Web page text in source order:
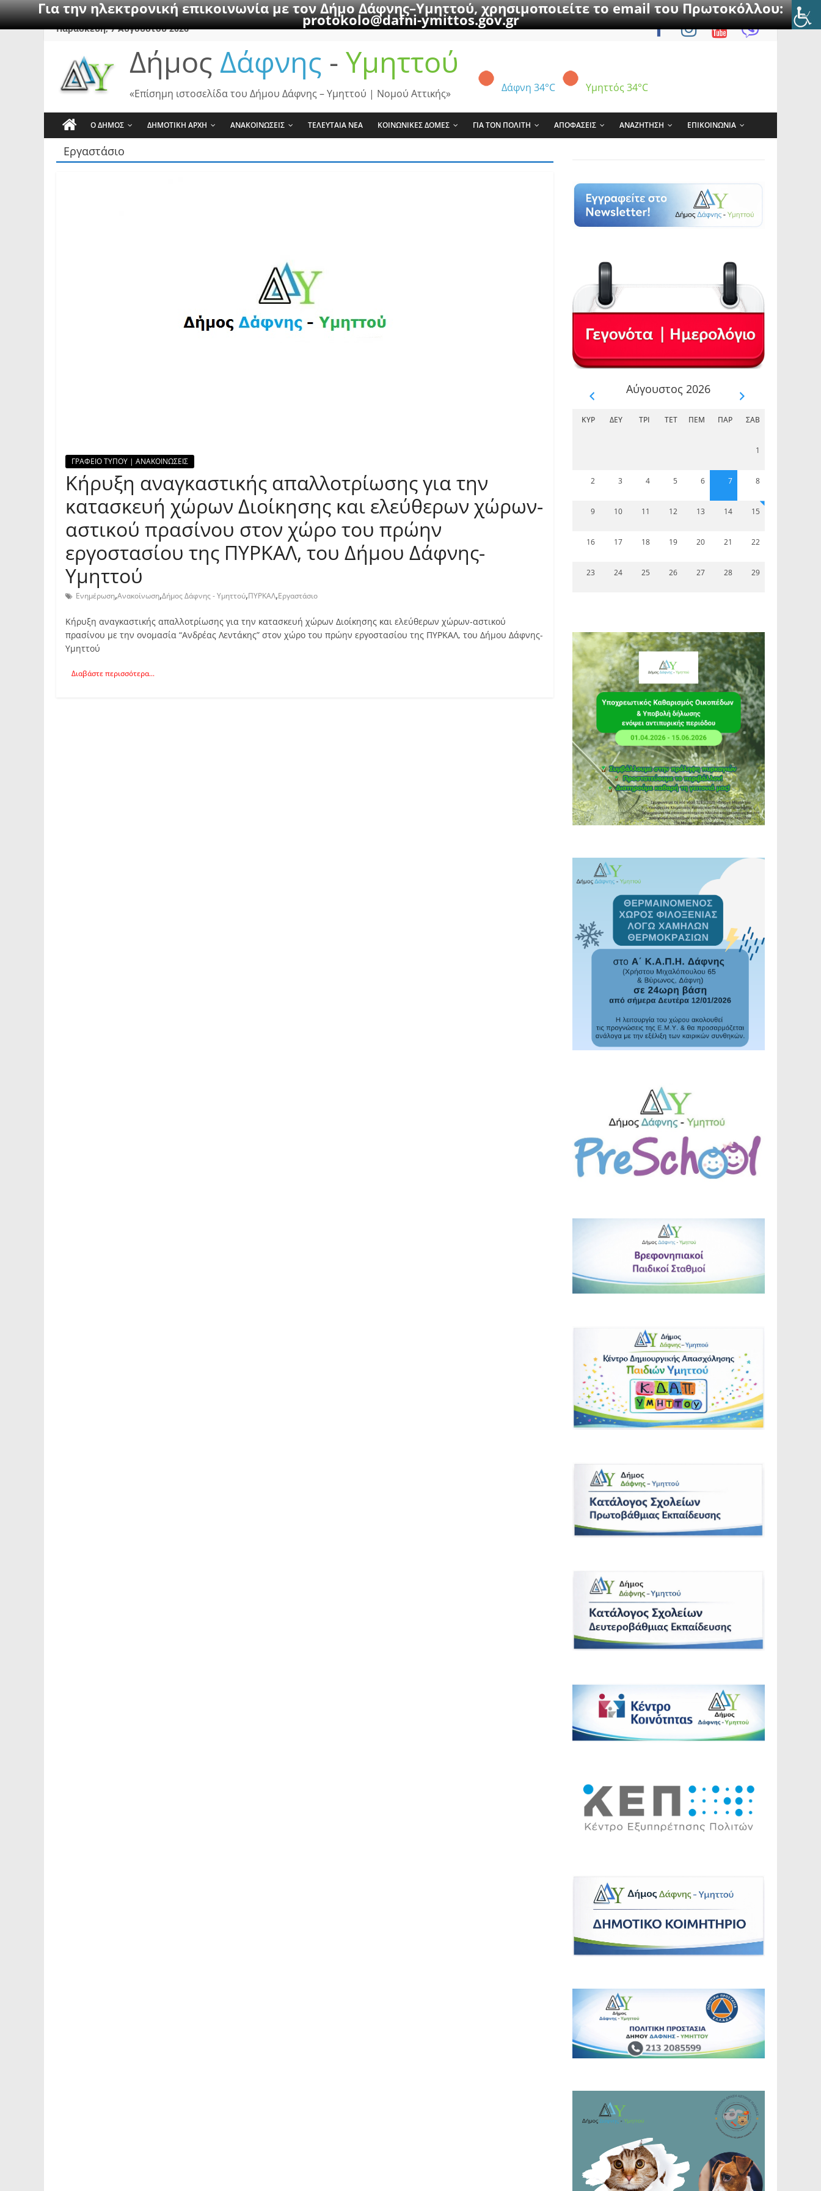
Για την ηλεκτρονική επικοινωνία με τον Δήμο Δάφνης–Υμηττού, χρησιμοποιείτε το email του Πρωτοκόλλου:
protokolo@dafni-ymittos.gov.gr
SkipΠαρασκευή, 7 Αυγούστου 2026
Δήμος Δάφνης - Υμηττού
Δάφνη 34°C Υμηττός 34°C
«Επίσημη ιστοσελίδα του Δήμου Δάφνης – Υμηττού | Νομού Αττικής»
Ο ΔΗΜΟΣ ΔΗΜΟΤΙΚΗ ΑΡΧΗ ΑΝΑΚΟΙΝΩΣΕΙΣ ΤΕΛΕΥΤΑΙΑ ΝΕΑ ΚΟΙΝΩΝΙΚΕΣ ΔΟΜΕΣ ΓΙΑ ΤΟΝ ΠΟΛΙΤΗ ΑΠΟΦΑΣΕΙΣ ΑΝΑΖΗΤΗΣΗ ΕΠΙΚΟΙΝΩΝΙΑ
Εργαστάσιο
ΓΡΑΦΕΙΟ ΤΥΠΟΥ | ΑΝΑΚΟΙΝΩΣΕΙΣ
Κήρυξη αναγκαστικής απαλλοτρίωσης για την
κατασκευή χώρων Διοίκησης και ελεύθερων χώρων-
αστικού πρασίνου στον χώρο του πρώην
εργοστασίου της ΠΥΡΚΑΛ, του Δήμου Δάφνης-
Υμηττού
Ενημέρωση,Ανακοίνωση,Δήμος Δάφνης - Υμηττού,ΠΥΡΚΑΛ,Εργαστάσιο
Κήρυξη αναγκαστικής απαλλοτρίωσης για την κατασκευή χώρων Διοίκησης και ελεύθερων χώρων-αστικού
πρασίνου με την ονομασία “Ανδρέας Λεντάκης” στον χώρο του πρώην εργοστασίου της ΠΥΡΚΑΛ, του Δήμου Δάφνης-
Υμηττού
Διαβάστε περισσότερα...
Αύγουστος 2026
ΚΥΡ ΔΕΥ ΤΡΊ ΤΕΤ ΠΈΜ ΠΑΡ ΣΆΒ
1
2 3 4 5 6 7 8
9 10 11 12 13 14 15
16 17 18 19 20 21 22
23 24 25 26 27 28 29